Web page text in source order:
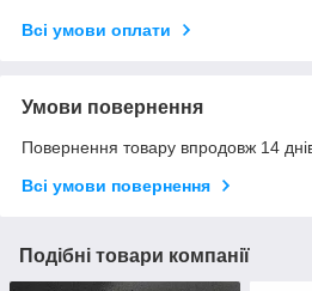
Всі умови оплати
Умови повернення
Повернення товару впродовж 14
Всі умови повернення
Подібні товари компанії